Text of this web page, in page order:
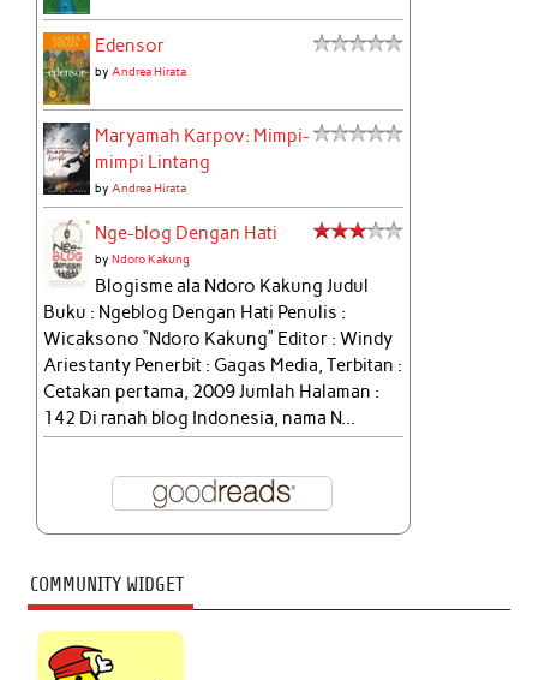
Edensor
byAndrea Hirata
Maryamah Karpov: Mimpi-
mimpi Lintang
byAndrea Hirata
Nge-blog Dengan Hati
byNdoro Kakung
Blogisme ala Ndoro Kakung Judul
Buku : Ngeblog Dengan Hati Penulis :
Wicaksono “Ndoro Kakung” Editor : Windy
Ariestanty Penerbit : Gagas Media, Terbitan :
Cetakan pertama, 2009 Jumlah Halaman :
142 Di ranah blog Indonesia, nama N...
COMMUNITY WIDGET